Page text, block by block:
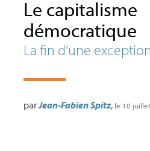
Le capitalisme
démocratique
La fin d’une
parJean-Fabien Spitz, le 10